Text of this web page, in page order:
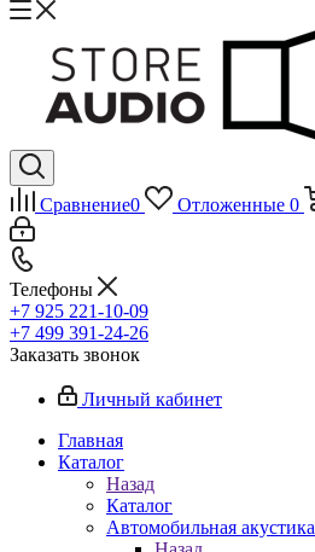
Сравнение0 Отложенные 0
Телефоны
+7 925 221-10-09
+7 499 391-24-26
Заказать звонок
Личный кабинет
Главная
Каталог
Назад
Каталог
Автомобильная акустика